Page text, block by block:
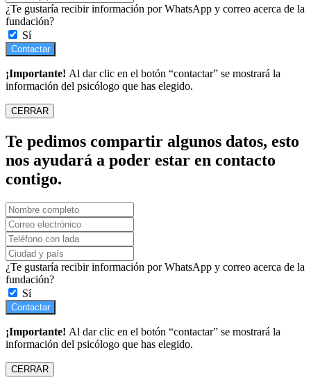
¿Te gustaría recibir información por WhatsApp y correo acerca de la
fundación?
Sí
Contactar
¡Importante! Al dar clic en el botón “contactar” se mostrará la
información del psicólogo que has elegido.
CERRAR
Te pedimos compartir algunos datos, esto
nos ayudará a poder estar en contacto
contigo.
¿Te gustaría recibir información por WhatsApp y correo acerca de la
fundación?
Sí
Contactar
¡Importante! Al dar clic en el botón “contactar” se mostrará la
información del psicólogo que has elegido.
CERRAR